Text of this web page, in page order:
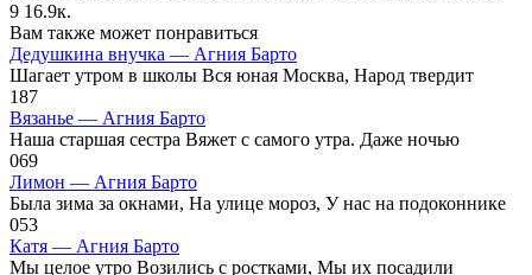
9 16.9к.
Вам также может понравиться
Дедушкина внучка — Агния Барто
Шагает утром в школы Вся юная Москва, Народ твердит
187
Вязанье — Агния Барто
Наша старшая сестра Вяжет с самого утра. Даже ночью
069
Лимон — Агния Барто
Была зима за окнами, На улице мороз, У нас на подоконнике
053
Катя — Агния Барто
Мы целое утро Возились с ростками, Мы их посадили